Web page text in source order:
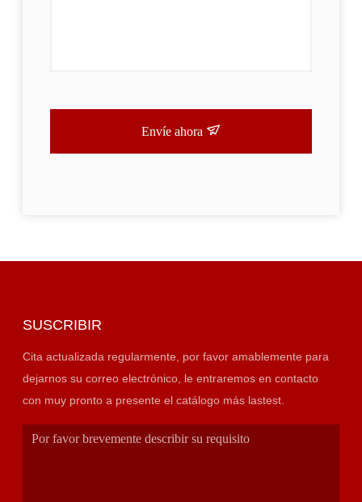
Envíe ahora
SUSCRIBIR
Cita actualizada regularmente, por favor amablemente para
dejarnos su correo electrónico, le entraremos en contacto
con muy pronto a presente el catálogo más lastest.